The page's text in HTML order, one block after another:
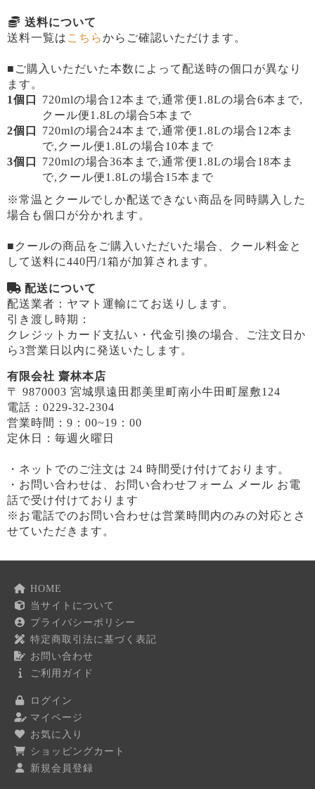
送料について
送料一覧は こちらからご確認いただけます。
■ご購入いただいた本数によって配送時の個口が異なり
ます。
1個口
720mlの場合12本まで,通常便1.8Lの場合6本まで,
クール便1.8Lの場合5本まで
2個口
720mlの場合24本まで,通常便1.8Lの場合12本ま
で,クール便1.8Lの場合10本まで
3個口
720mlの場合36本まで,通常便1.8Lの場合18本ま
で,クール便1.8Lの場合15本まで
※常温とクールでしか配送できない商品を同時購入した
場合も個口が分かれます。
■クールの商品をご購入いただいた場合、クール料金と
して送料に440円/1箱が加算されます。
配送について
配送業者：ヤマト運輸にてお送りします。
引き渡し時期：
クレジットカード支払い・代金引換の場合、ご注文日か
ら3営業日以内に発送いたします。
有限会社 齋林本店
〒 9870003 宮城県遠田郡美里町南小牛田町屋敷124
電話：0229-32-2304
営業時間：9：00~19：00
定休日：毎週火曜日
・ネットでのご注文は 24 時間受け付けております。
・お問い合わせは、お問い合わせフォーム メール お電
話で受け付けております
※お電話でのお問い合わせは営業時間内のみの対応とさ
せていただきます。
HOME
当サイトについて
プライバシーポリシー
特定商取引法に基づく表記
お問い合わせ
ご利用ガイド
ログイン
マイページ
お気に入り
ショッピングカート
新規会員登録